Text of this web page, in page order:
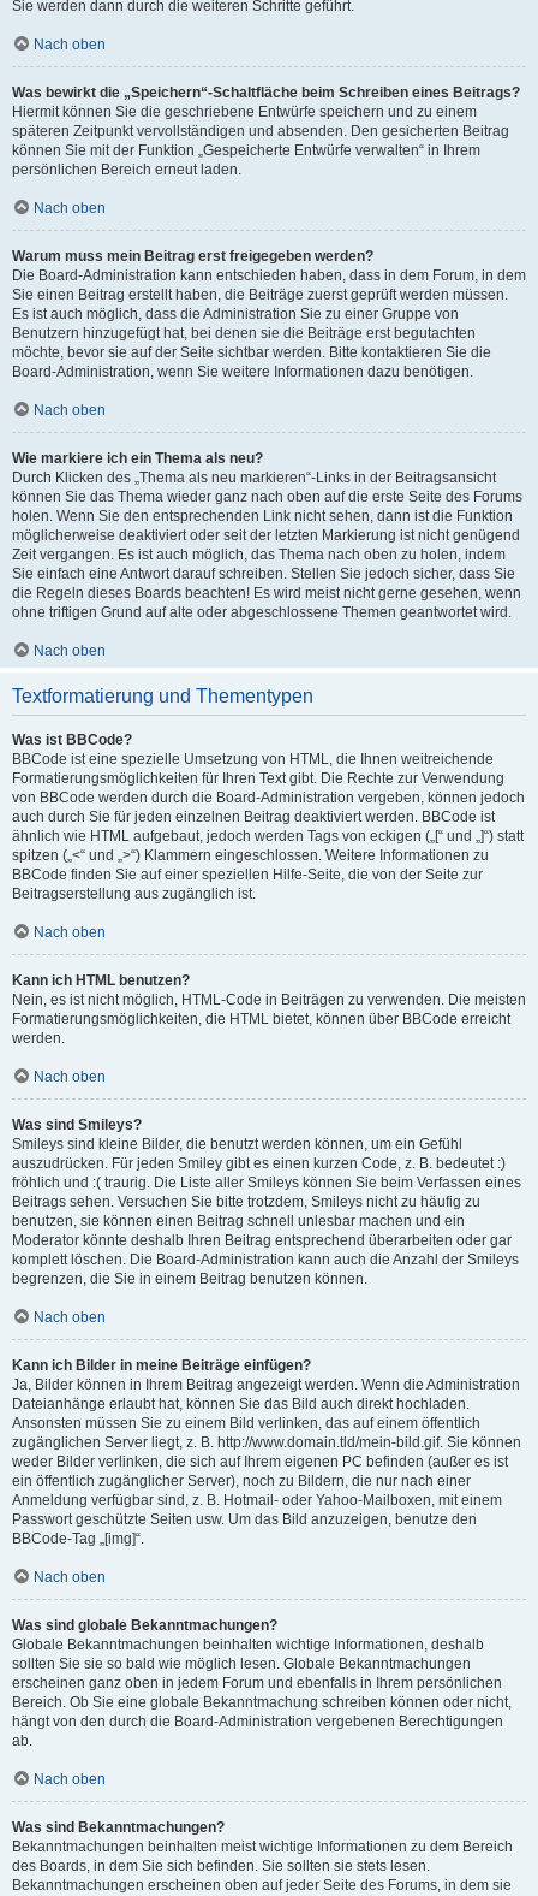
Sie werden dann durch die weiteren Schritte geführt.
Nach oben
Was bewirkt die „Speichern“-Schaltfläche beim Schreiben eines Beitrags?
Hiermit können Sie die geschriebene Entwürfe speichern und zu einem
späteren Zeitpunkt vervollständigen und absenden. Den gesicherten Beitrag
können Sie mit der Funktion „Gespeicherte Entwürfe verwalten“ in Ihrem
persönlichen Bereich erneut laden.
Nach oben
Warum muss mein Beitrag erst freigegeben werden?
Die Board-Administration kann entschieden haben, dass in dem Forum, in dem
Sie einen Beitrag erstellt haben, die Beiträge zuerst geprüft werden müssen.
Es ist auch möglich, dass die Administration Sie zu einer Gruppe von
Benutzern hinzugefügt hat, bei denen sie die Beiträge erst begutachten
möchte, bevor sie auf der Seite sichtbar werden. Bitte kontaktieren Sie die
Board-Administration, wenn Sie weitere Informationen dazu benötigen.
Nach oben
Wie markiere ich ein Thema als neu?
Durch Klicken des „Thema als neu markieren“-Links in der Beitragsansicht
können Sie das Thema wieder ganz nach oben auf die erste Seite des Forums
holen. Wenn Sie den entsprechenden Link nicht sehen, dann ist die Funktion
möglicherweise deaktiviert oder seit der letzten Markierung ist nicht genügend
Zeit vergangen. Es ist auch möglich, das Thema nach oben zu holen, indem
Sie einfach eine Antwort darauf schreiben. Stellen Sie jedoch sicher, dass Sie
die Regeln dieses Boards beachten! Es wird meist nicht gerne gesehen, wenn
ohne triftigen Grund auf alte oder abgeschlossene Themen geantwortet wird.
Nach oben
Textformatierung und Thementypen
Was ist BBCode?
BBCode ist eine spezielle Umsetzung von HTML, die Ihnen weitreichende
Formatierungsmöglichkeiten für Ihren Text gibt. Die Rechte zur Verwendung
von BBCode werden durch die Board-Administration vergeben, können jedoch
auch durch Sie für jeden einzelnen Beitrag deaktiviert werden. BBCode ist
ähnlich wie HTML aufgebaut, jedoch werden Tags von eckigen („[“ und „]“) statt
spitzen („<“ und „>“) Klammern eingeschlossen. Weitere Informationen zu
BBCode finden Sie auf einer speziellen Hilfe-Seite, die von der Seite zur
Beitragserstellung aus zugänglich ist.
Nach oben
Kann ich HTML benutzen?
Nein, es ist nicht möglich, HTML-Code in Beiträgen zu verwenden. Die meisten
Formatierungsmöglichkeiten, die HTML bietet, können über BBCode erreicht
werden.
Nach oben
Was sind Smileys?
Smileys sind kleine Bilder, die benutzt werden können, um ein Gefühl
auszudrücken. Für jeden Smiley gibt es einen kurzen Code, z. B. bedeutet :)
fröhlich und :( traurig. Die Liste aller Smileys können Sie beim Verfassen eines
Beitrags sehen. Versuchen Sie bitte trotzdem, Smileys nicht zu häufig zu
benutzen, sie können einen Beitrag schnell unlesbar machen und ein
Moderator könnte deshalb Ihren Beitrag entsprechend überarbeiten oder gar
komplett löschen. Die Board-Administration kann auch die Anzahl der Smileys
begrenzen, die Sie in einem Beitrag benutzen können.
Nach oben
Kann ich Bilder in meine Beiträge einfügen?
Ja, Bilder können in Ihrem Beitrag angezeigt werden. Wenn die Administration
Dateianhänge erlaubt hat, können Sie das Bild auch direkt hochladen.
Ansonsten müssen Sie zu einem Bild verlinken, das auf einem öffentlich
zugänglichen Server liegt, z. B. http://www.domain.tld/mein-bild.gif. Sie können
weder Bilder verlinken, die sich auf Ihrem eigenen PC befinden (außer es ist
ein öffentlich zugänglicher Server), noch zu Bildern, die nur nach einer
Anmeldung verfügbar sind, z. B. Hotmail- oder Yahoo-Mailboxen, mit einem
Passwort geschützte Seiten usw. Um das Bild anzuzeigen, benutze den
BBCode-Tag „[img]“.
Nach oben
Was sind globale Bekanntmachungen?
Globale Bekanntmachungen beinhalten wichtige Informationen, deshalb
sollten Sie sie so bald wie möglich lesen. Globale Bekanntmachungen
erscheinen ganz oben in jedem Forum und ebenfalls in Ihrem persönlichen
Bereich. Ob Sie eine globale Bekanntmachung schreiben können oder nicht,
hängt von den durch die Board-Administration vergebenen Berechtigungen
ab.
Nach oben
Was sind Bekanntmachungen?
Bekanntmachungen beinhalten meist wichtige Informationen zu dem Bereich
des Boards, in dem Sie sich befinden. Sie sollten sie stets lesen.
Bekanntmachungen erscheinen oben auf jeder Seite des Forums, in dem sie